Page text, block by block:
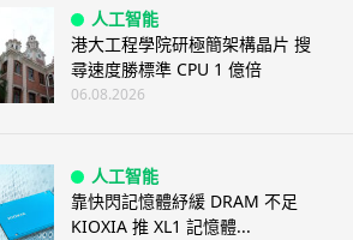
人工智能
港大工程學院研極簡架構晶片 搜
尋速度勝標準 CPU 1 億倍
06.08.2026
人工智能
靠快閃記憶體紓緩 DRAM 不足
KIOXIA 推 XL1 記憶體...